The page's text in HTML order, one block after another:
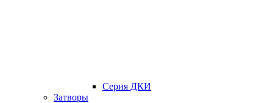
Серия ДКИ
Затворы